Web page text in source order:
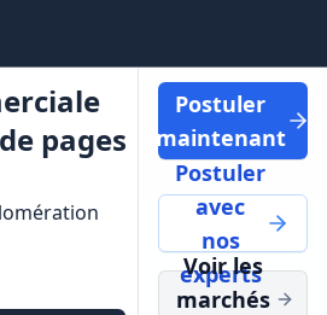
pages
Postuler
maintenant
Postuler
avec
nos
experts
Voir les
marchés